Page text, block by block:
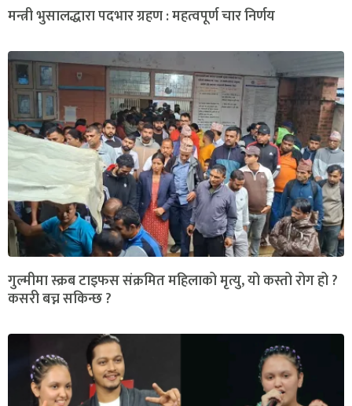
मन्त्री भुसालद्धारा पदभार ग्रहण : महत्वपूर्ण चार निर्णय
गुल्मीमा स्क्रब टाइफस संक्रमित महिलाको मृत्यु, यो कस्तो रोग हो ?
कसरी बच्न सकिन्छ ?